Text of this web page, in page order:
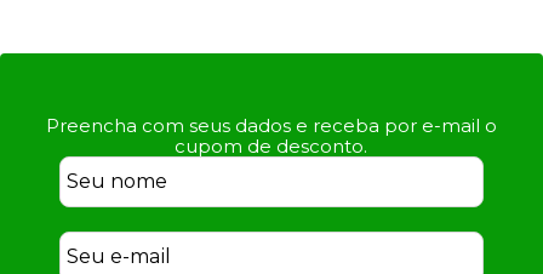
Preencha com seus dados e receba por e-mail o
cupom de desconto.